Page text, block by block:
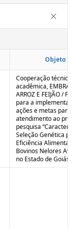
Objeto
Cooperação
acadêmica,
ARROZ E FEIJÃO /
para a
ações e metas
atendimento ao
pesquisa
Seleção Genética
Eficiência
Bovinos Nelores
no Estado de